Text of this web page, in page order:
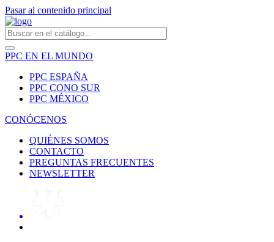
Pasar al contenido principal
PPC EN EL MUNDO
PPC ESPAÑA
PPC CONO SUR
PPC MÉXICO
CONÓCENOS
QUIÉNES SOMOS
CONTACTO
PREGUNTAS FRECUENTES
NEWSLETTER